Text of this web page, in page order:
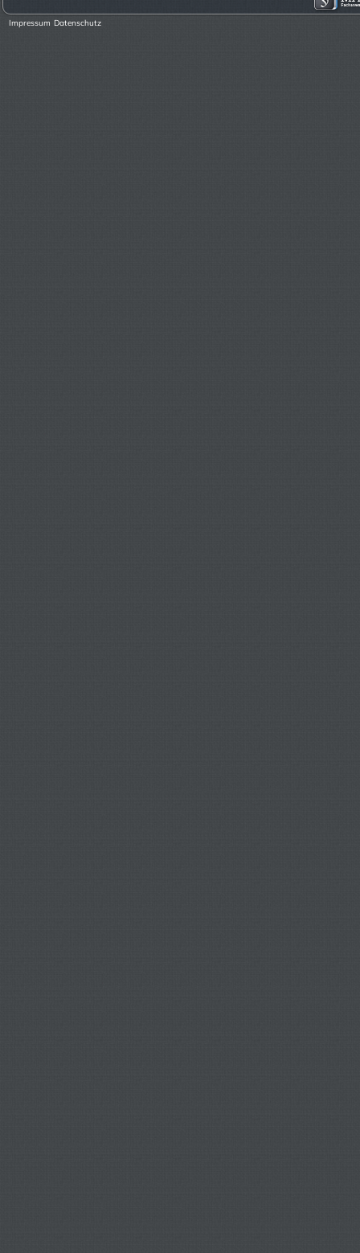
Impressum Datenschutz